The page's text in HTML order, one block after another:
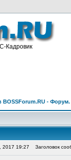
Кадровик
-
2017 19:27 Заголовок